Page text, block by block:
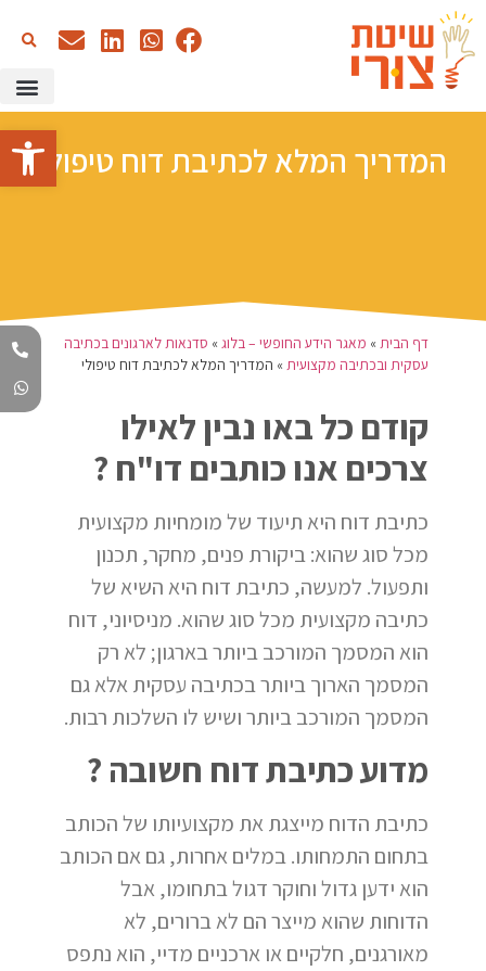
המדריך המלא לכתיבת דוח טיפולי
דף הבית» מאגר הידע החופשי – בלוג» סדנאות לארגונים בכתיבה
עסקית ובכתיבה מקצועית» המדריך המלא לכתיבת דוח טיפולי
קודם כל באו נבין לאילו
צרכים אנו כותבים דו"ח ?
כתיבת דוח היא תיעוד של מומחיות מקצועית
מכל סוג שהוא: ביקורת פנים, מחקר, תכנון
ותפעול. למעשה, כתיבת דוח היא השיא של
כתיבה מקצועית מכל סוג שהוא. מניסיוני, דוח
הוא המסמך המורכב ביותר בארגון; לא רק
המסמך הארוך ביותר בכתיבה עסקית אלא גם
המסמך המורכב ביותר ושיש לו השלכות רבות.
מדוע כתיבת דוח חשובה ?
כתיבת הדוח מייצגת את מקצועיותו של הכותב
בתחום התמחותו. במלים אחרות, גם אם הכותב
הוא ידען גדול וחוקר דגול בתחומו, אבל
הדוחות שהוא מייצר הם לא ברורים, לא
מאורגנים, חלקיים או ארכניים מדיי, הוא נתפס
פתח